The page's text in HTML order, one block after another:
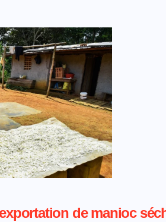
de manioc